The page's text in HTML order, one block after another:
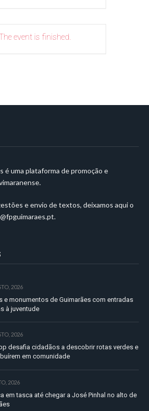
event is finished.
é uma plataforma de promoção e
e envio de textos, deixamos aqui o
.
2026
e monumentos de Guimarães com entradas
à juventude
2026
desafia cidadãos a descobrir rotas verdes e
em comunidade
2026
em tasca até chegar a José Pinhal no alto de